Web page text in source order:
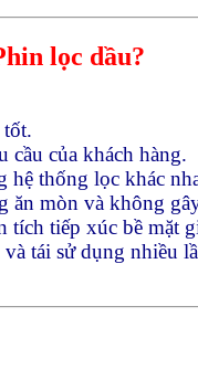
lọc dầu?
cầu của khách hàng.
hệ thống lọc khác
ăn mòn và không
tiếp xúc bề mặt
tái sử dụng nhiều